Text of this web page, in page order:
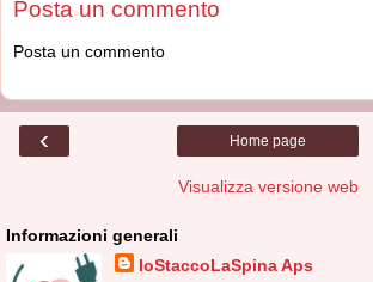
Posta un commento
Posta un commento
‹ Home page
Visualizza versione web
Informazioni generali
IoStaccoLaSpina Aps